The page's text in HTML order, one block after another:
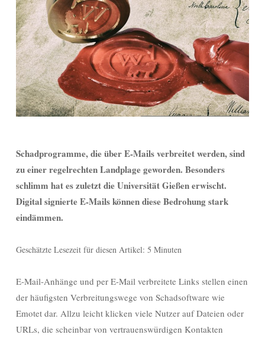
Schadprogramme, die über E-Mails verbreitet werden, sind
zu einer regelrechten Landplage geworden. Besonders
schlimm hat es zuletzt die Universität Gießen erwischt.
Digital signierte E-Mails können diese Bedrohung stark
eindämmen.
Geschätzte Lesezeit für diesen Artikel: 5 Minuten
E-Mail-Anhänge und per E-Mail verbreitete Links stellen einen
der häufigsten Verbreitungswege von Schadsoftware wie
Emotet dar. Allzu leicht klicken viele Nutzer auf Dateien oder
URLs, die scheinbar von vertrauenswürdigen Kontakten